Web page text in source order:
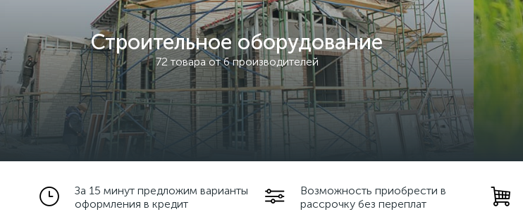
Строительное оборудование
72 товара от 6 производителей
За 15 минут предложим варианты
оформления в кредит
Возможность приобрести в
рассрочку без переплат